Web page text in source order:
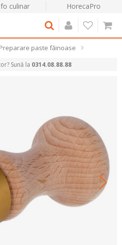
culinar HorecaPro
Preparare paste făinoase
Sună la 0314.08.88.88